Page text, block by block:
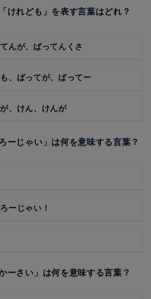
けれども」を表す言葉はどれ？
んが、ばってんくさ
、ばってが、ばってー
、けん、けんが
ーじゃい」は何を意味する言葉？
ーじゃい！
ーさい」は何を意味する言葉？